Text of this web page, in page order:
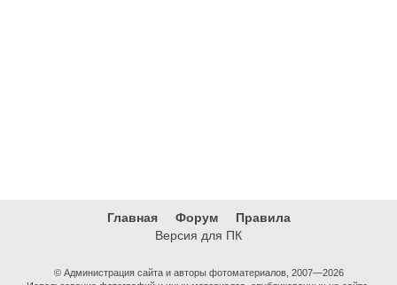
Главная Форум
Правила
Версия для ПК
© Администрация сайта и авторы фотоматериалов, 2007—2026